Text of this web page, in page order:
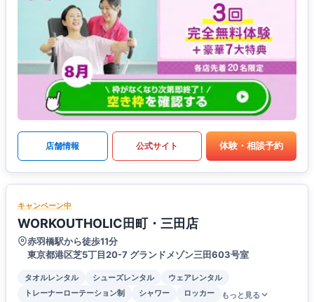
店舗情報 公式サイト 体験・相談予約
キャンペーン中
WORKOUTHOLIC田町・三田店
赤羽橋駅から徒歩11分
東京都港区芝5丁目20-7 グランドメゾン三田603号室
タオルレンタル シューズレンタル
ウェアレンタル
トレーナーローテーション制
シャワー ロッカー もっと見る